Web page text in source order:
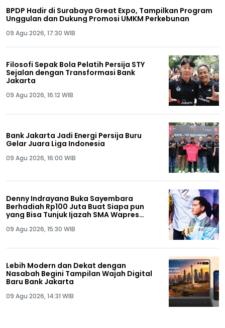
BPDP Hadir di Surabaya Great Expo, Tampilkan Program
Unggulan dan Dukung Promosi UMKM Perkebunan
09 Agu 2026, 17:30 WIB
Filosofi Sepak Bola Pelatih Persija STY
Sejalan dengan Transformasi Bank
Jakarta
09 Agu 2026, 16:12 WIB
Bank Jakarta Jadi Energi Persija Buru
Gelar Juara Liga Indonesia
09 Agu 2026, 16:00 WIB
Denny Indrayana Buka Sayembara
Berhadiah Rp100 Juta Buat Siapa pun
yang Bisa Tunjuk Ijazah SMA Wapres
09 Agu 2026, 15:30 WIB
Lebih Modern dan Dekat dengan
Nasabah Begini Tampilan Wajah Digital
Baru Bank Jakarta
09 Agu 2026, 14:31 WIB